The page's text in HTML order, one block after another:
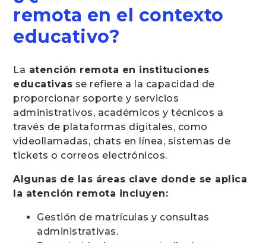
remota en el contexto
educativo?
La atención remota en instituciones
educativas se refiere a la capacidad de
proporcionar soporte y servicios
administrativos, académicos y técnicos a
través de plataformas digitales, como
videollamadas, chats en línea, sistemas de
tickets o correos electrónicos.
Algunas de las áreas clave donde se aplica
la atención remota incluyen:
Gestión de matrículas y consultas
administrativas.